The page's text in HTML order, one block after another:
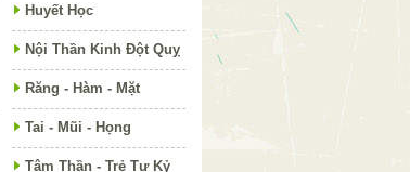
Huyết Học
Nội Thần Kinh Đột Quỵ
Răng - Hàm - Mặt
Tai - Mũi - Họng
Tâm Thần - Trẻ Tự Kỷ